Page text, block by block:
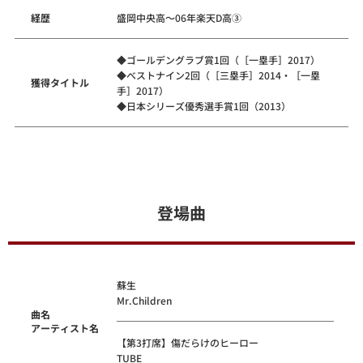
経歴 盛岡中央高～06年楽天D高③
獲得タイトル
◆ゴールデングラブ賞1回（［一塁手］2017）
◆ベストナイン2回（［三塁手］2014・［一塁
手］2017）
◆日本シリーズ優秀選手賞1回（2013）
登場曲
曲名
アーティスト名
蘇生
Mr.Children
【第3打席】傷だらけのヒーロー
TUBE